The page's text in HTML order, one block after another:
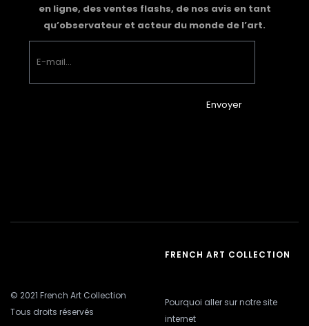
en ligne, des ventes flashs, de nos avis en tant
qu’observateur et acteur du monde de l’art.
Envoyer
© 2021 French Art Collection
Tous droits réservés
FRENCH ART COLLECTION
Pourquoi aller sur notre site
internet